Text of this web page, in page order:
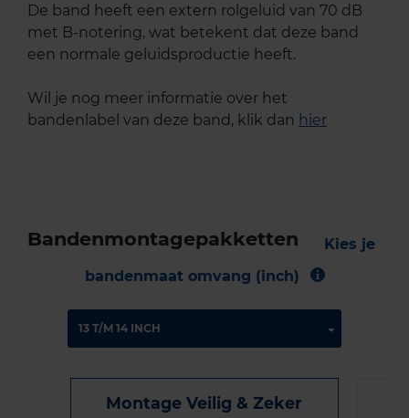
De band heeft een extern rolgeluid van 70 dB
met B-notering, wat betekent dat deze band
een normale geluidsproductie heeft.
Wil je nog meer informatie over het
bandenlabel van deze band, klik dan hier
Bandenmontagepakketten
Kies je
bandenmaat omvang (inch)
Montage Veilig & Zeker